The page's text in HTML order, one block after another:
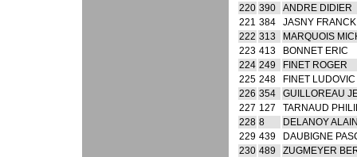
220 390
ANDRE DIDIER
221 384
JASNY FRANCK
222 313
MARQUOIS
223 413
BONNET ERIC
224 249
FINET ROGER
225 248
FINET LUDOVIC
226 354
GUILLOREAU
227 127
TARNAUD
228 8
DELANOY
229 439
DAUBIGNE
230 489
ZUGMEYER